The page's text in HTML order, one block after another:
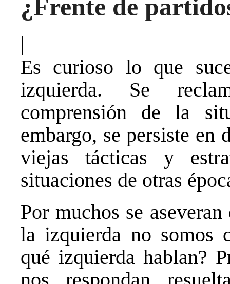
¿Frente de
|
Es curioso lo que
izquierda. Se
comprensión de la
embargo, se persiste en
viejas tácticas y
situaciones de otras
Por muchos se
la izquierda no somos
qué izquierda hablan?